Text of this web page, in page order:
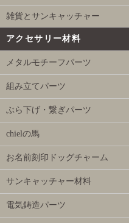
雑貨とサンキャッチャー
アクセサリー材料
メタルモチーフパーツ
組み立てパーツ
ぶら下げ・繋ぎパーツ
chielの馬
お名前刻印ドッグチャーム
サンキャッチャー材料
電気鋳造パーツ